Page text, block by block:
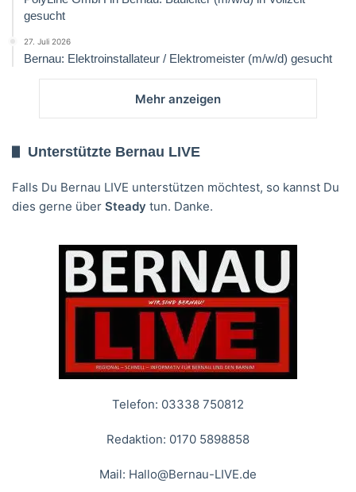
gesucht
27. Juli 2026
Bernau: Elektroinstallateur / Elektromeister (m/w/d) gesucht
Mehr anzeigen
Unterstützte Bernau LIVE
Falls Du Bernau LIVE unterstützen möchtest, so kannst Du
dies gerne über Steady tun. Danke.
Telefon: 03338 750812
Redaktion: 0170 5898858
Mail: Hallo@Bernau-LIVE.de